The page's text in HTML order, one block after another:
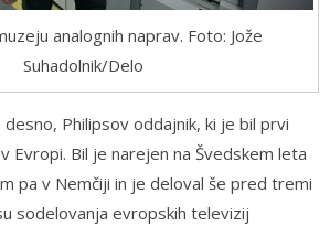
analognih naprav. Foto: Jože
Suhadolnik/Delo
Philipsov oddajnik, ki je bil prvi
Evropi. Bil je narejen na Švedskem leta
pa v Nemčiji in je deloval še pred tremi
sodelovanja evropskih televizij